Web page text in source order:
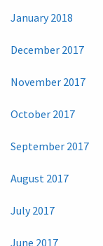
January 2018
December 2017
November 2017
October 2017
September 2017
August 2017
July 2017
June 2017